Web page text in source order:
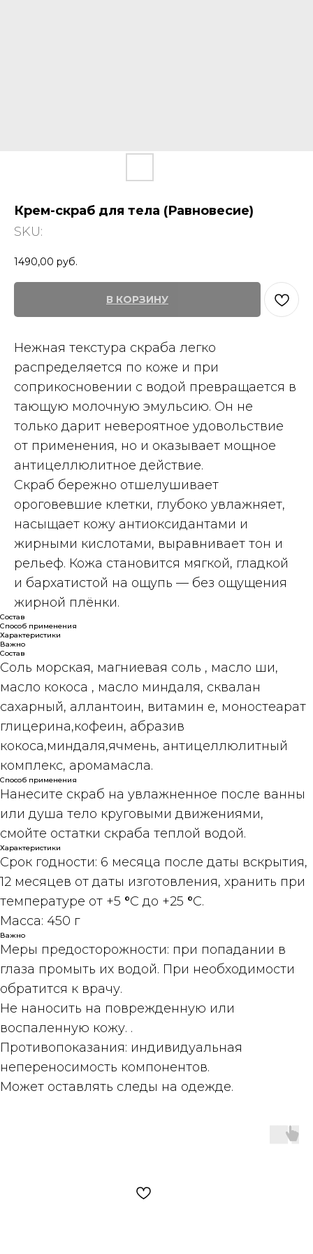
Крем-скраб для тела (Равновесие)
SKU:
1490,00 руб.
В КОРЗИНУ
Нежная текстура скраба легко
распределяется по коже и при
соприкосновении с водой превращается в
тающую молочную эмульсию. Он не
только дарит невероятное удовольствие
от применения, но и оказывает мощное
антицеллюлитное действие.
Скраб бережно отшелушивает
ороговевшие клетки, глубоко увлажняет,
насыщает кожу антиоксидантами и
жирными кислотами, выравнивает тон и
рельеф. Кожа становится мягкой, гладкой
и бархатистой на ощупь — без ощущения
жирной плёнки.
Состав
Способ применения
Характеристики
Важно
Состав
Соль морская, магниевая соль , масло ши,
масло кокоса , масло миндаля, сквалан
сахарный, аллантоин, витамин e, моностеарат
глицерина,кофеин, абразив
кокоса,миндаля,ячмень, антицеллюлитный
комплекс, аромамасла.
Способ применения
Нанесите скраб на увлажненное после ванны
или душа тело круговыми движениями,
смойте остатки скраба теплой водой.
Характеристики
Срок годности: 6 месяца после даты вскрытия,
12 месяцев от даты изготовления, хранить при
температуре от +5 °C до +25 °C.
Масса: 450 г
Важно
Меры предосторожности: при попадании в
глаза промыть их водой. При необходимости
обратится к врачу.
Не наносить на поврежденную или
воспаленную кожу. .
Противопоказания: индивидуальная
непереносимость компонентов.
Может оставлять следы на одежде.